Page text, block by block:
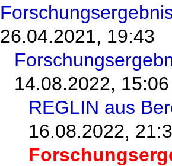
26.04.2021, 19:43
14.08.2022, 15:06
REGLIN aus
16.08.2022,